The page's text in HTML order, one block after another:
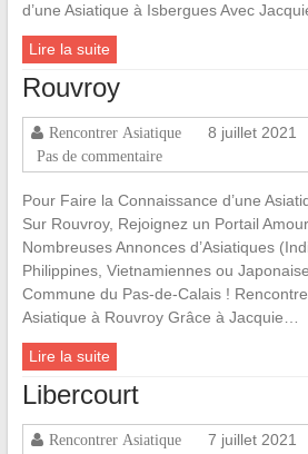
d’une Asiatique à Isbergues Avec
Lire la suite
Rouvroy
Rencontrer Asiatique 8 juillet 2021
Pas de commentaire
Pour Faire la Connaissance d’une
Sur Rouvroy, Rejoignez un Portail
Nombreuses Annonces d’Asiatiques
Philippines, Vietnamiennes ou
Commune du Pas-de-Calais !
Asiatique à Rouvroy Grâce à Jacquie…
Lire la suite
Libercourt
Rencontrer Asiatique 7 juillet 2021